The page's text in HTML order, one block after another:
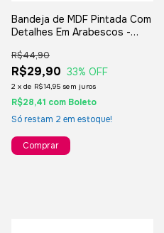
Bandeja de MDF Pintada Com
Detalhes Em Arabescos -
R$29,90
R$44,90
33% OFF
2 x de R$14,95 sem juros
R$28,41 com Boleto
Só restam 2 em estoque!